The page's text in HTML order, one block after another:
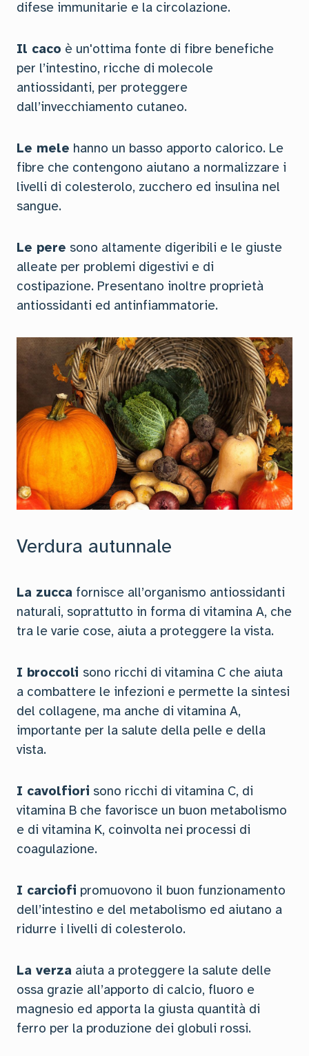
difese immunitarie e la circolazione.
Il caco è un'ottima fonte di fibre benefiche
per l’intestino, ricche di molecole
antiossidanti, per proteggere
dall’invecchiamento cutaneo.
Le mele hanno un basso apporto calorico. Le
fibre che contengono aiutano a normalizzare i
livelli di colesterolo, zucchero ed insulina nel
sangue.
Le pere sono altamente digeribili e le giuste
alleate per problemi digestivi e di
costipazione. Presentano inoltre proprietà
antiossidanti ed antinfiammatorie.
Verdura autunnale
La zucca fornisce all’organismo antiossidanti
naturali, soprattutto in forma di vitamina A, che
tra le varie cose, aiuta a proteggere la vista.
I broccoli sono ricchi di vitamina C che aiuta
a combattere le infezioni e permette la sintesi
del collagene, ma anche di vitamina A,
importante per la salute della pelle e della
vista.
I cavolfiori sono ricchi di vitamina C, di
vitamina B che favorisce un buon metabolismo
e di vitamina K, coinvolta nei processi di
coagulazione.
I carciofi promuovono il buon funzionamento
dell’intestino e del metabolismo ed aiutano a
ridurre i livelli di colesterolo.
La verza aiuta a proteggere la salute delle
ossa grazie all’apporto di calcio, fluoro e
magnesio ed apporta la giusta quantità di
ferro per la produzione dei globuli rossi.